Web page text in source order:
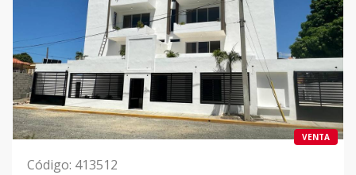
VENTA
Código: 413512